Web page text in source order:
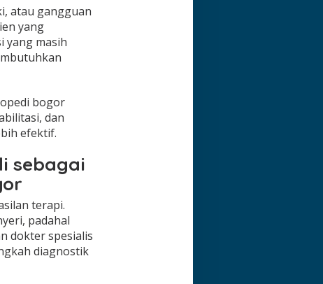
atau gangguan
yang
yang masih
bogor
dan
efektif.
sebagai
terapi.
padahal
dokter spesialis
diagnostik